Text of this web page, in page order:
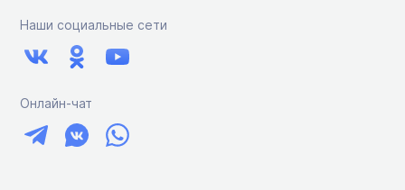
Наши социальные сети
Онлайн-чат